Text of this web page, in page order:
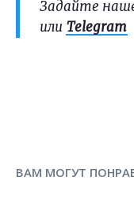
Задайте
или Telegram
ВАМ МОГУТ